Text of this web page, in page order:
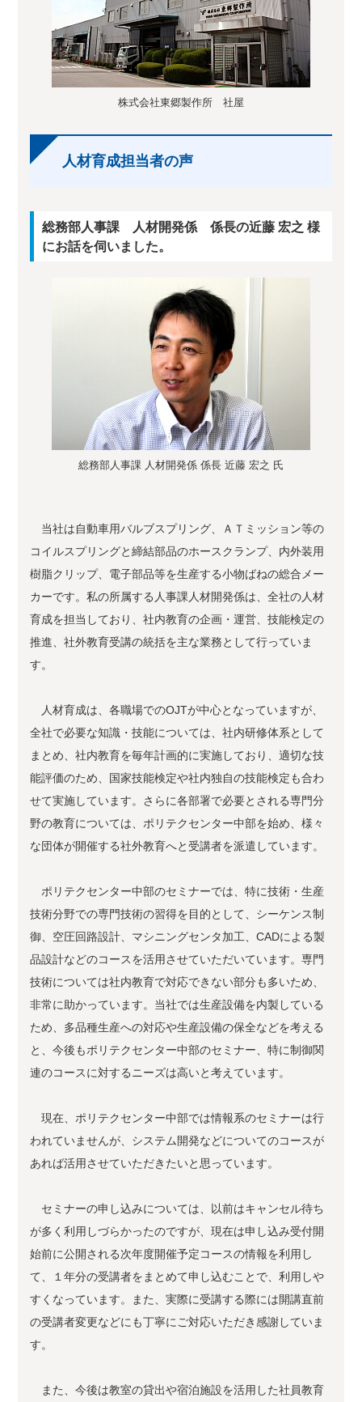
株式会社東郷製作所 社屋
人材育成担当者の声
総務部人事課 人材開発係 係長の近藤 宏之 様
にお話を伺いました。
総務部人事課 人材開発係 係長 近藤 宏之 氏
当社は自動車用バルブスプリング、ＡＴミッション等の
コイルスプリングと締結部品のホースクランプ、内外装用
樹脂クリップ、電子部品等を生産する小物ばねの総合メー
カーです。私の所属する人事課人材開発係は、全社の人材
育成を担当しており、社内教育の企画・運営、技能検定の
推進、社外教育受講の統括を主な業務として行っていま
す。
人材育成は、各職場でのOJTが中心となっていますが、
全社で必要な知識・技能については、社内研修体系として
まとめ、社内教育を毎年計画的に実施しており、適切な技
能評価のため、国家技能検定や社内独自の技能検定も合わ
せて実施しています。さらに各部署で必要とされる専門分
野の教育については、ポリテクセンター中部を始め、様々
な団体が開催する社外教育へと受講者を派遣しています。
ポリテクセンター中部のセミナーでは、特に技術・生産
技術分野での専門技術の習得を目的として、シーケンス制
御、空圧回路設計、マシニングセンタ加工、CADによる製
品設計などのコースを活用させていただいています。専門
技術については社内教育で対応できない部分も多いため、
非常に助かっています。当社では生産設備を内製している
ため、多品種生産への対応や生産設備の保全などを考える
と、今後もポリテクセンター中部のセミナー、特に制御関
連のコースに対するニーズは高いと考えています。
現在、ポリテクセンター中部では情報系のセミナーは行
われていませんが、システム開発などについてのコースが
あれば活用させていただきたいと思っています。
セミナーの申し込みについては、以前はキャンセル待ち
が多く利用しづらかったのですが、現在は申し込み受付開
始前に公開される次年度開催予定コースの情報を利用し
て、１年分の受講者をまとめて申し込むことで、利用しや
すくなっています。また、実際に受講する際には開講直前
の受講者変更などにも丁寧にご対応いただき感謝していま
す。
また、今後は教室の貸出や宿泊施設を活用した社員教育